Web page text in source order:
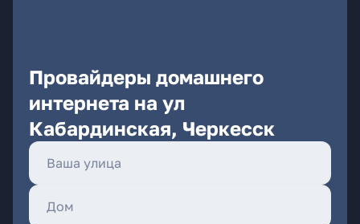
Провайдеры домашнего
интернета на ул
Кабардинская, Черкесск